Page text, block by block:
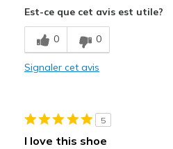
Breathe Well
Comfortable
Casual Wear
Est-ce que cet avis est utile?
0 0
Signaler cet avis
5
I love this shoe